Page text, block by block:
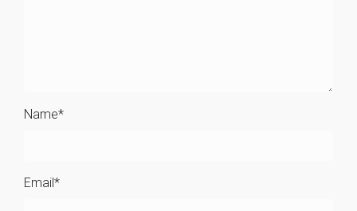
Name*
Email*